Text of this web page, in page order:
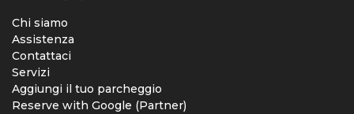
Chi siamo
Assistenza
Contattaci
Servizi
Aggiungi il tuo parcheggio
Reserve with Google (Partner)